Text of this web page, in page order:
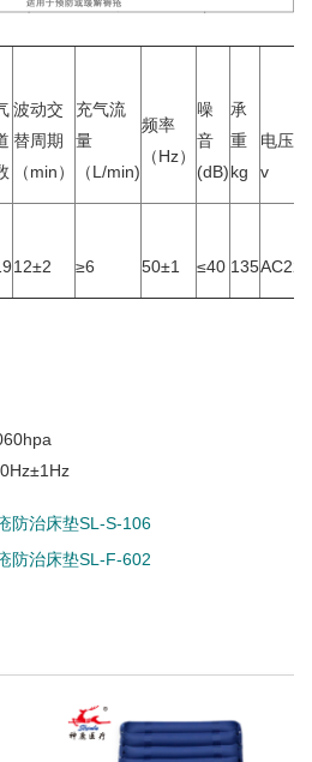
波动交
替周期
（min）
充气流
量
（L/min)
频率
（Hz）
噪
音
(dB)
承
重
kg
电压
v
12±2 ≥6 50±1 ≤40 135
防治床垫SL-S-106
防治床垫SL-F-602